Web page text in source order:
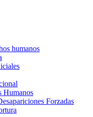
humanos
Humanos​
Forzadas